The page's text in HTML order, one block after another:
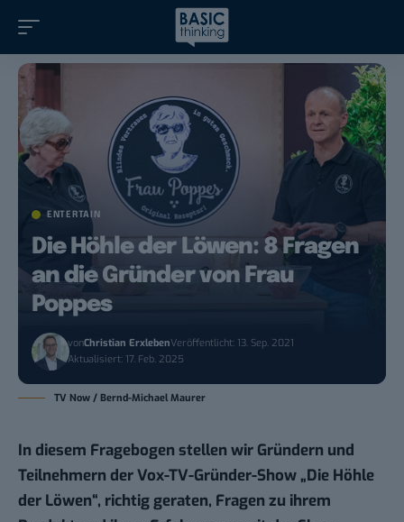
ENTERTAIN
Die Höhle der Löwen: 8 Fragen
an die Gründer von Frau
Poppes
vonChristian ErxlebenVeröffentlicht: 13. Sep. 2021
Aktualisiert: 17. Feb. 2025
TV Now / Bernd-Michael Maurer
In diesem Fragebogen stellen wir Gründern und
Teilnehmern der Vox-TV-Gründer-Show „Die Höhle
der Löwen“, richtig geraten, Fragen zu ihrem